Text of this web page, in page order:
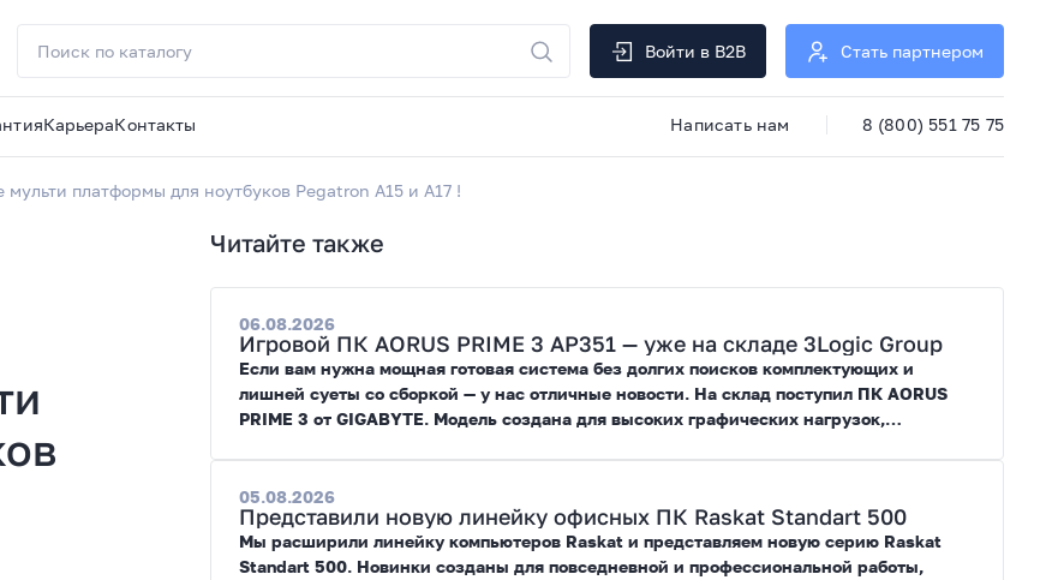
Войти в B2B Стать партнером
КарьераКонтакты Написать нам 8 (800) 551 75 75
платформы для ноутбуков Pegatron A15 и A17 !
Читайте также
06.08.2026
Игровой ПК AORUS PRIME 3 AP351 — уже на складе 3Logic Group
Если вам нужна мощная готовая система без долгих поисков комплектующих и
лишней суеты со сборкой — у нас отличные новости. На склад поступил ПК AORUS
PRIME 3 от GIGABYTE. Модель создана для высоких графических нагрузок,
05.08.2026
Представили новую линейку офисных ПК Raskat Standart 500
Мы расширили линейку компьютеров Raskat и представляем новую серию Raskat
Standart 500. Новинки созданы для повседневной и профессиональной работы,